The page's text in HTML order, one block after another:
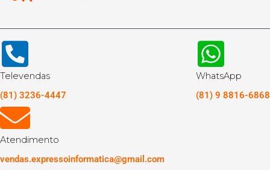
Televendas
(81) 3236-4447
WhatsApp
(81) 9 8816-6868
Atendimento
vendas.expressoinformatica@gmail.com